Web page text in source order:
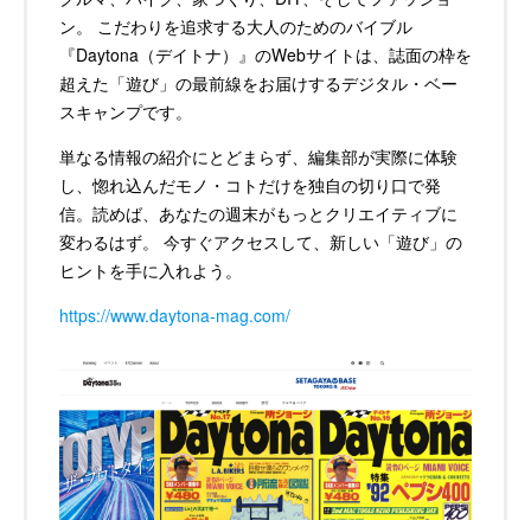
ン。 こだわりを追求する大人のためのバイブル
『Daytona（デイトナ）』のWebサイトは、誌面の枠を
超えた「遊び」の最前線をお届けするデジタル・ベー
スキャンプです。
単なる情報の紹介にとどまらず、編集部が実際に体験
し、惚れ込んだモノ・コトだけを独自の切り口で発
信。読めば、あなたの週末がもっとクリエイティブに
変わるはず。 今すぐアクセスして、新しい「遊び」の
ヒントを手に入れよう。
https://www.daytona-mag.com/